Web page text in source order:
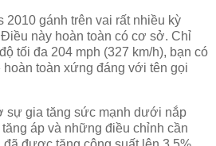
2010 gánh trên vai rất nhiều kỳ
này hoàn toàn có cơ sở. Chỉ
tối đa 204 mph (327 km/h), bạn có
toàn xứng đáng với tên gọi
sự gia tăng sức mạnh dưới nắp
áp và những điều chỉnh cần